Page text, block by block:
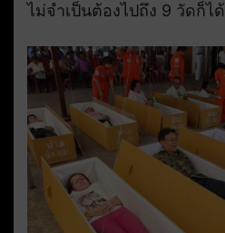
ไม่จำเป็นต้องไปถึง 9 วัดก็ได้